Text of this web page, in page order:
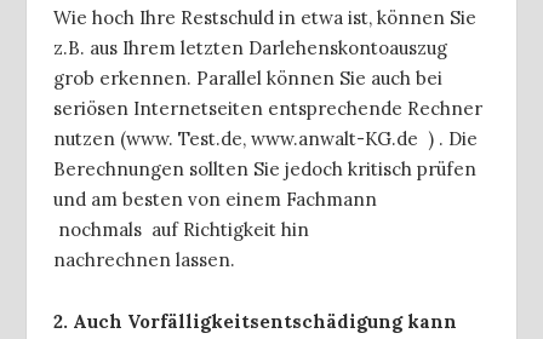
Wie hoch Ihre Restschuld in etwa ist, können Sie
z.B. aus Ihrem letzten Darlehenskontoauszug
grob erkennen. Parallel können Sie auch bei
seriösen Internetseiten entsprechende Rechner
nutzen (www. Test.de, www.anwalt-KG.de ) . Die
Berechnungen sollten Sie jedoch kritisch prüfen
und am besten von einem Fachmann
nochmals auf Richtigkeit hin
nachrechnen lassen.
2. Auch Vorfälligkeitsentschädigung kann